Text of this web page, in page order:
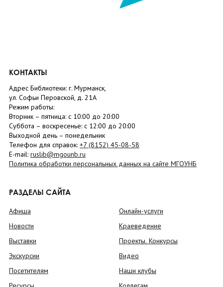
КОНТАКТЫ
Адрес Библиотеки: г. Мурманск,
ул. Софьи Перовской, д. 21А
Режим работы:
Вторник – пятница: с 10:00 до 20:00
Суббота – воскресенье: c 12:00 до 20:00
Выходной день – понедельник
Телефон для справок: +7 (8152) 45-08-58
E-mail: ruslib@mgounb.ru
Политика обработки персональных данных на сайте МГОУНБ
РАЗДЕЛЫ САЙТА
Афиша
Новости
Выставки
Экскурсии
Посетителям
Онлайн-услуги
Краеведение
Проекты. Конкурсы
Видео
Наши клубы